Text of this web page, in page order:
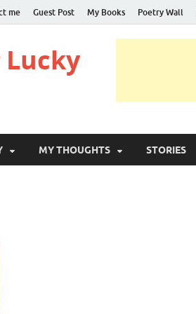
me Guest Post My Books Poetry Wall
MY THOUGHTS STORIES